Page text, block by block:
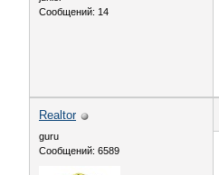
Сообщений: 14
Realtor
guru
Сообщений: 6589